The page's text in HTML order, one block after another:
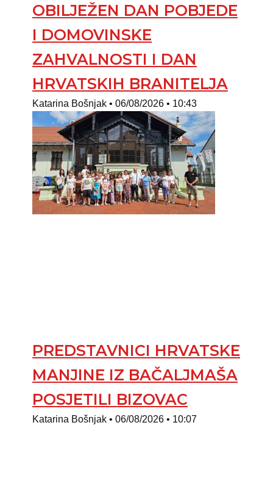
OBILJEŽEN DAN POBJEDE
I DOMOVINSKE
ZAHVALNOSTI I DAN
HRVATSKIH BRANITELJA
Katarina Bošnjak 06/08/2026 10:43
PREDSTAVNICI HRVATSKE
MANJINE IZ BAČALJMAŠA
POSJETILI BIZOVAC
Katarina Bošnjak 06/08/2026 10:07